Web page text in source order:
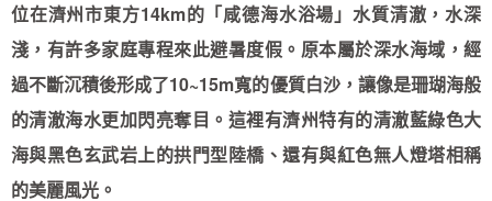
位在濟州市東方14km的「咸德海水浴場」水質清澈，水深
淺，有許多家庭專程來此避暑度假。原本屬於深水海域，經
過不斷沉積後形成了10~15m寬的優質白沙，讓像是珊瑚海般
的清澈海水更加閃亮奪目。這裡有濟州特有的清澈藍綠色大
海與黑色玄武岩上的拱門型陸橋、還有與紅色無人燈塔相稱
的美麗風光。